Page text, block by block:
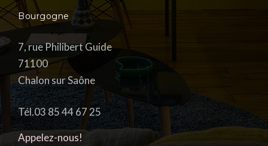
Bourgogne
7, rue Philibert Guide
71100
Chalon sur Saône
Tél.03 85 44 67 25
Appelez-nous!